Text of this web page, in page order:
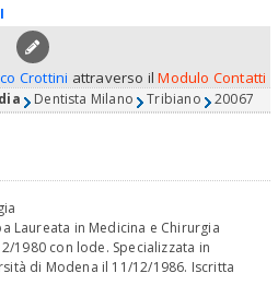
Crottini attraverso ilModulo Contatti
Dentista Milano Tribiano 20067
Laureata in Medicina e Chirurgia
1980 con lode. Specializzata in
di Modena il 11/12/1986. Iscritta